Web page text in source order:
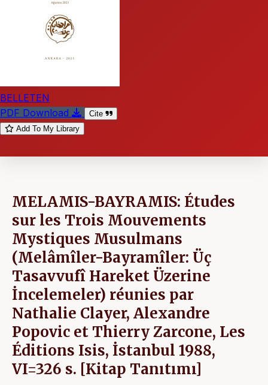
BELLETEN
PDF Download
Cite
Add To My Library
MELAMIS-BAYRAMIS: Études
sur les Trois Mouvements
Mystiques Musulmans
(Melâmîler-Bayramîler: Üç
Tasavvufî Hareket Üzerine
İncelemeler) réunies par
Nathalie Clayer, Alexandre
Popovic et Thierry Zarcone, Les
Éditions Isis, İstanbul 1988,
VI=326 s. [Kitap Tanıtımı]